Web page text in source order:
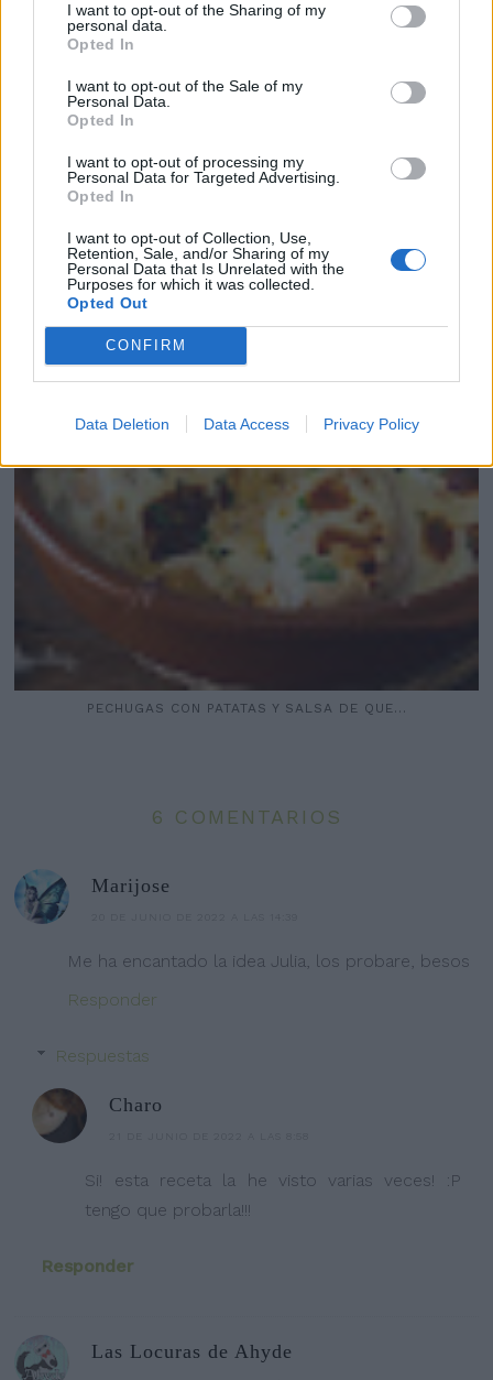
I want to opt-out of the Sharing of my
personal data.
Opted In
I want to opt-out of the Sale of my
Personal Data.
Opted In
I want to opt-out of processing my
Personal Data for Targeted Advertising.
Opted In
I want to opt-out of Collection, Use,
Retention, Sale, and/or Sharing of my
Personal Data that Is Unrelated with the
Purposes for which it was collected.
Opted Out
CONFIRM
Data Deletion Data Access Privacy Policy
PECHUGAS CON PATATAS Y SALSA DE QUE...
6 COMENTARIOS
Marijose
Me ha encantado la idea Julia, los probare, besos
Responder
Respuestas
Charo
Si! esta receta la he visto varias veces! :P
tengo que probarla!!!
Responder
Las Locuras de Ahyde